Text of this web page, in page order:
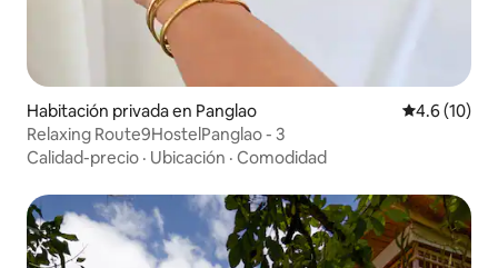
Habitación privada en Panglao Calificación
4.6 (10)
Relaxing Route9HostelPanglao - 3
Calidad-precio · Ubicación · Comodidad